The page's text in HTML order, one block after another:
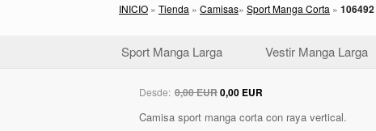
INICIO » Tienda » Camisas» Sport Manga Corta » 106492
Sport Manga Larga Vestir Manga Larga
Desde: 0,00 EUR0,00 EUR
Camisa sport manga corta con raya vertical.